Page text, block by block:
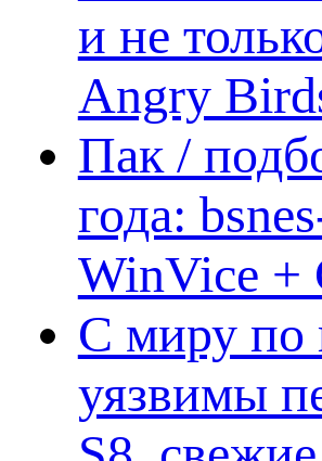
и не
Angry
Пак /
года:
WinVice +
С миру по
уязвимы